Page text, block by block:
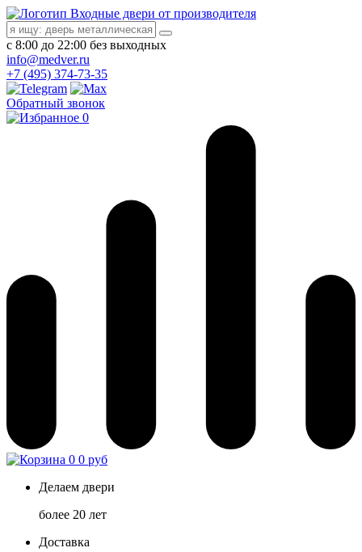
Входные двери от производителя
с 8:00 до 22:00 без выходных
info@medver.ru
+7 (495) 374-73-35
Обратный звонок
0
0 0 руб
Делаем двери
более 20 лет
Доставка